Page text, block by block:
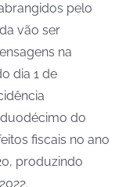
pelo
vão ser
na
dia 1 de
do
fiscais no ano
produzindo